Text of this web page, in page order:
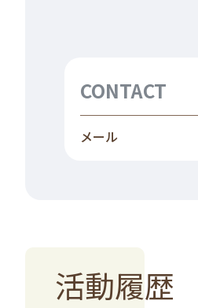
CONTACT
メール
活動履歴